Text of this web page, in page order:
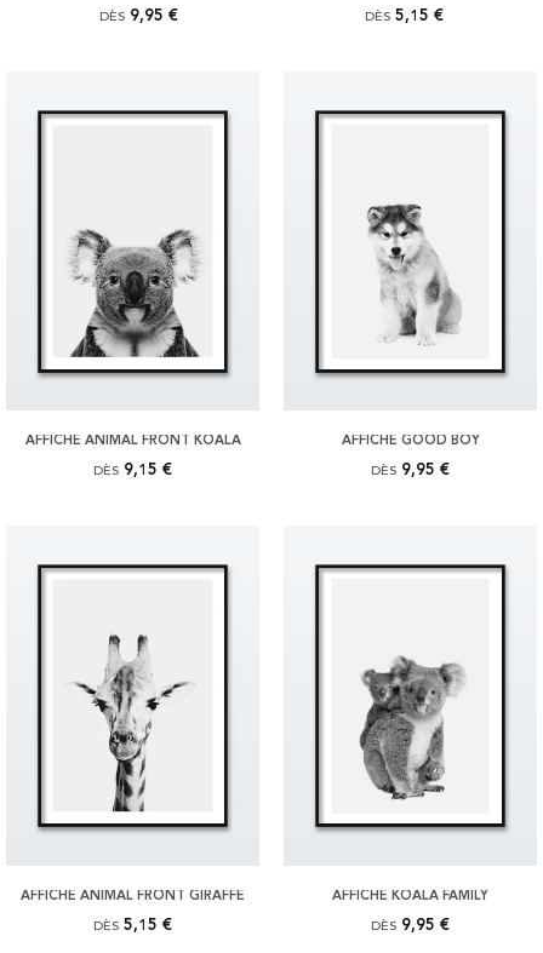
DÈS 9,95 €
DÈS 5,15 €
AFFICHE ANIMAL FRONT KOALA
DÈS 9,15 €
AFFICHE GOOD BOY
DÈS 9,95 €
AFFICHE ANIMAL FRONT GIRAFFE
DÈS 5,15 €
AFFICHE KOALA FAMILY
DÈS 9,95 €